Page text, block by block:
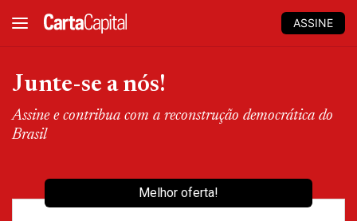
ASSINE
Junte-se a nós!
Assine e contribua com a reconstrução democrática do
Brasil
Melhor oferta!